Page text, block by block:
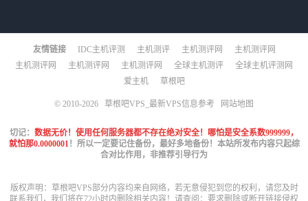
友情链接 IDC主机评测 主机测评 主机测评网
主机测评网
主机测评网
主机测评网 主机测评网 全球主机测评
全球主机评测网
爱主机
草根吧
© 2010-2026 草根吧VPS_最新VPS信息参考 网站地图
切记： 数据无价！使用任何服务器都不存在绝对安全！哪怕是安全系数999999，
就怕那0.0000001！所以一定要记住备份，最好多地备份！本站所发布内容只起综
合对比作用，非推荐引导行为
版权声明：草根吧VPS部分内容均来自网络，若无意侵犯到您的权利，请您及时
联系我们，我们将在72小时内删除相关内容！请查阅： 要求删除或断开链接侵权